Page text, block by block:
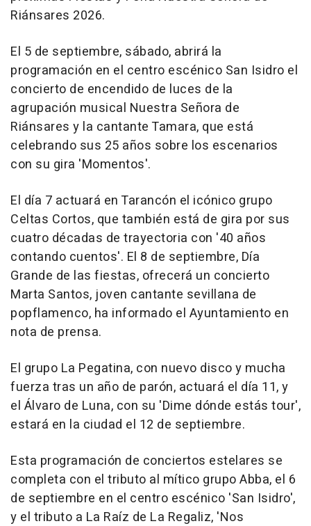
Riánsares 2026.
El 5 de septiembre, sábado, abrirá la
programación en el centro escénico San Isidro el
concierto de encendido de luces de la
agrupación musical Nuestra Señora de
Riánsares y la cantante Tamara, que está
celebrando sus 25 años sobre los escenarios
con su gira 'Momentos'.
El día 7 actuará en Tarancón el icónico grupo
Celtas Cortos, que también está de gira por sus
cuatro décadas de trayectoria con '40 años
contando cuentos'. El 8 de septiembre, Día
Grande de las fiestas, ofrecerá un concierto
Marta Santos, joven cantante sevillana de
popflamenco, ha informado el Ayuntamiento en
nota de prensa.
El grupo La Pegatina, con nuevo disco y mucha
fuerza tras un año de parón, actuará el día 11, y
el Álvaro de Luna, con su 'Dime dónde estás tour',
estará en la ciudad el 12 de septiembre.
Esta programación de conciertos estelares se
completa con el tributo al mítico grupo Abba, el 6
de septiembre en el centro escénico 'San Isidro',
y el tributo a La Raíz de La Regaliz, 'Nos